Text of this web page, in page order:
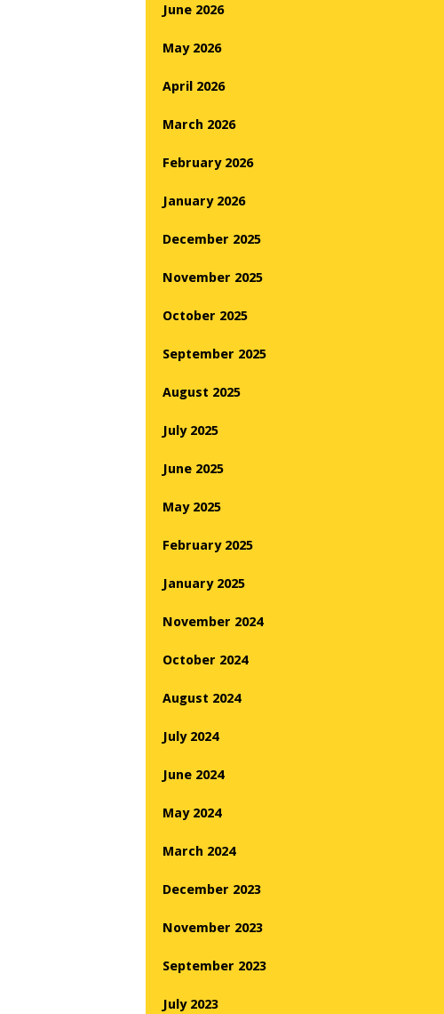
June 2026
May 2026
April 2026
March 2026
February 2026
January 2026
December 2025
November 2025
October 2025
September 2025
August 2025
July 2025
June 2025
May 2025
February 2025
January 2025
November 2024
October 2024
August 2024
July 2024
June 2024
May 2024
March 2024
December 2023
November 2023
September 2023
July 2023